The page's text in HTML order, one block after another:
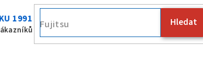
1991 Hledat
Appl